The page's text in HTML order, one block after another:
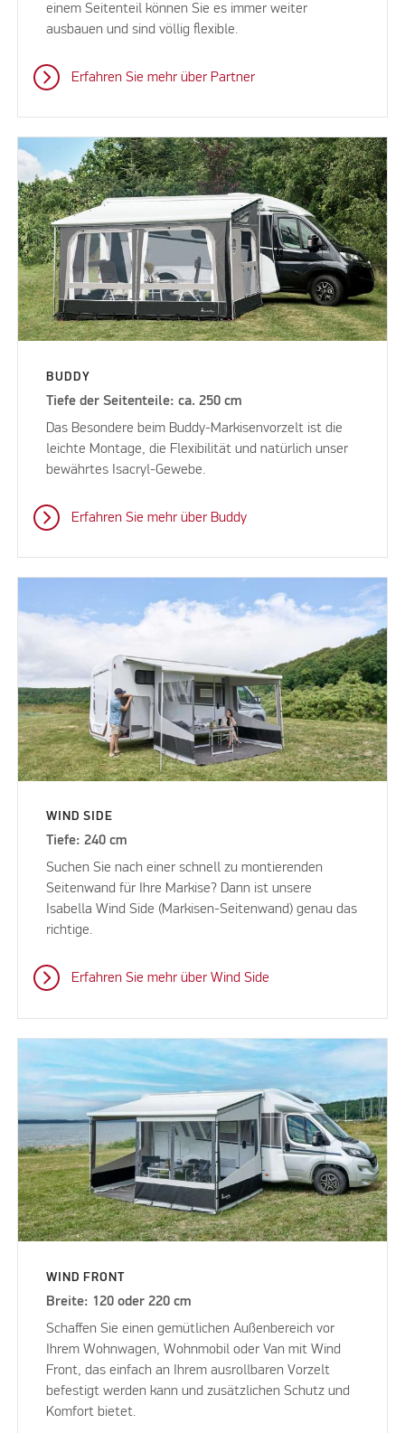
einem Seitenteil können Sie es immer weiter
ausbauen und sind völlig flexible.
Erfahren Sie mehr über Partner
BUDDY
Tiefe der Seitenteile: ca. 250 cm
Das Besondere beim Buddy-Markisenvorzelt ist die
leichte Montage, die Flexibilität und natürlich unser
bewährtes Isacryl-Gewebe.
Erfahren Sie mehr über Buddy
WIND SIDE
Tiefe: 240 cm
Suchen Sie nach einer schnell zu montierenden
Seitenwand für Ihre Markise? Dann ist unsere
Isabella Wind Side (Markisen-Seitenwand) genau das
richtige.
Erfahren Sie mehr über Wind Side
WIND FRONT
Breite: 120 oder 220 cm
Schaffen Sie einen gemütlichen Außenbereich vor
Ihrem Wohnwagen, Wohnmobil oder Van mit Wind
Front, das einfach an Ihrem ausrollbaren Vorzelt
befestigt werden kann und zusätzlichen Schutz und
Komfort bietet.